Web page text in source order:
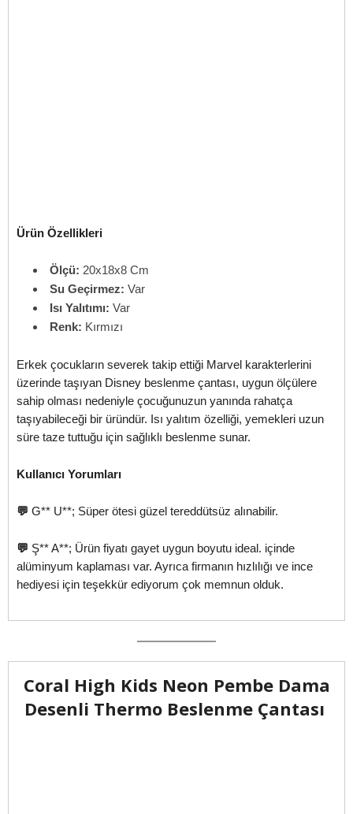
Ürün Özellikleri
Ölçü: 20x18x8 Cm
Su Geçirmez: Var
Isı Yalıtımı: Var
Renk: Kırmızı
Erkek çocukların severek takip ettiği Marvel karakterlerini
üzerinde taşıyan Disney beslenme çantası, uygun ölçülere
sahip olması nedeniyle çocuğunuzun yanında rahatça
taşıyabileceği bir üründür. Isı yalıtım özelliği, yemekleri uzun
süre taze tuttuğu için sağlıklı beslenme sunar.
Kullanıcı Yorumları
💬 G** U**; Süper ötesi güzel tereddütsüz alınabilir.
💬 Ş** A**; Ürün fiyatı gayet uygun boyutu ideal. içinde
alüminyum kaplaması var. Ayrıca firmanın hızlılığı ve ince
hediyesi için teşekkür ediyorum çok memnun olduk.
Coral High Kids Neon Pembe Dama
Desenli Thermo Beslenme Çantası